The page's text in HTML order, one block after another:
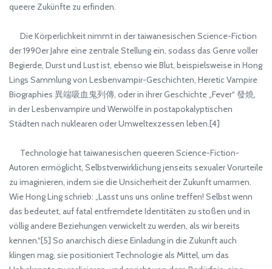
queere Zukünfte zu erfinden.
Die Körperlichkeit nimmt in der taiwanesischen Science-Fiction
der 1990er Jahre eine zentrale Stellung ein, sodass das Genre voller
Begierde, Durst und Lust ist, ebenso wie Blut, beispielsweise in Hong
Lings Sammlung von Lesbenvampir-Geschichten, Heretic Vampire
Biographies 異端吸血鬼列傳, oder in ihrer Geschichte „Fever“ 發燒,
in der Lesbenvampire und Werwölfe in postapokalyptischen
Städten nach nuklearen oder Umweltexzessen leben.[4]
Technologie hat taiwanesischen queeren Science-Fiction-
Autoren ermöglicht, Selbstverwirklichung jenseits sexualer Vorurteile
zu imaginieren, indem sie die Unsicherheit der Zukunft umarmen.
Wie Hong Ling schrieb: „Lasst uns uns online treffen! Selbst wenn
das bedeutet, auf fatal entfremdete Identitäten zu stoßen und in
völlig andere Beziehungen verwickelt zu werden, als wir bereits
kennen.“[5] So anarchisch diese Einladung in die Zukunft auch
klingen mag, sie positioniert Technologie als Mittel, um das